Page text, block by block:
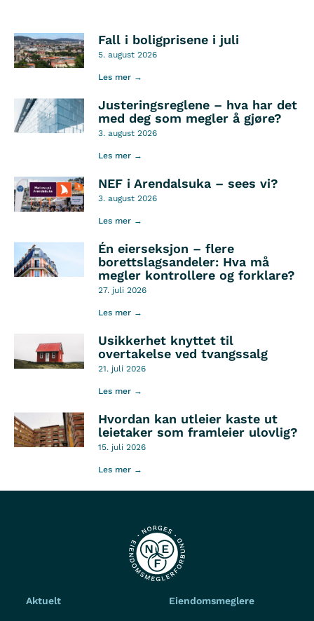
Fall i boligprisene i juli
5. august 2026
Les mer →
Justeringsreglene – hva har det
med deg som megler å gjøre?
3. august 2026
Les mer →
NEF i Arendalsuka – sees vi?
3. august 2026
Les mer →
Én eierseksjon – flere
borettslagsandeler: Hva må
megler kontrollere og forklare?
27. juli 2026
Les mer →
Usikkerhet knyttet til
overtakelse ved tvangssalg
21. juli 2026
Les mer →
Hvordan kan utleier kaste ut
leietaker som framleier ulovlig?
15. juli 2026
Les mer →
Aktuelt Eiendomsmeglere